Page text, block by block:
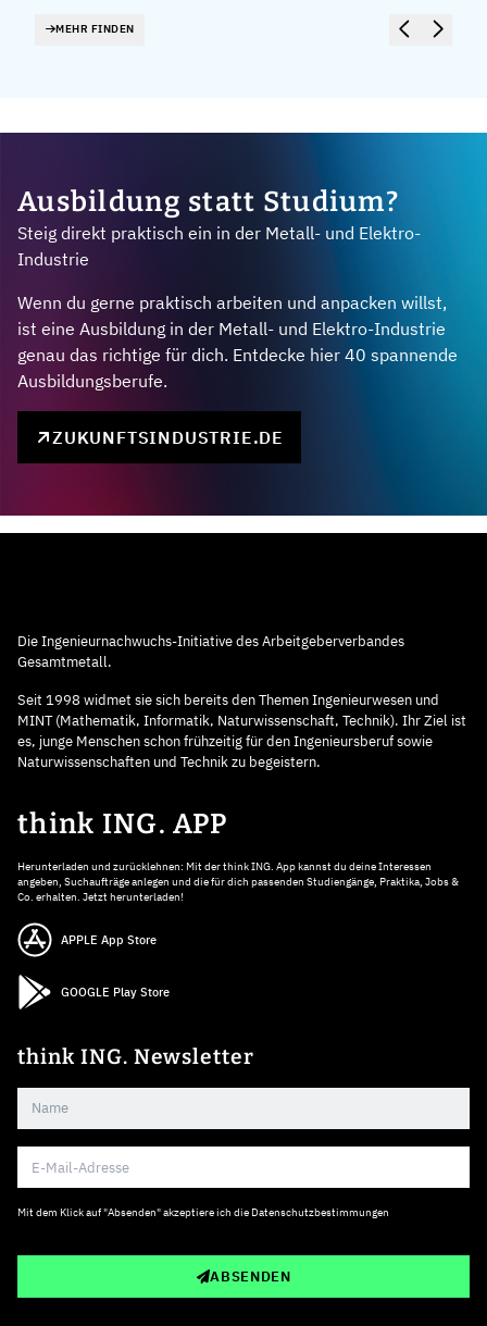
MEHR FINDEN
Ausbildung statt Studium?
Steig direkt praktisch ein in der Metall- und Elektro-
Industrie
Wenn du gerne praktisch arbeiten und anpacken willst,
ist eine Ausbildung in der Metall- und Elektro-Industrie
genau das richtige für dich. Entdecke hier 40 spannende
Ausbildungsberufe.
ZUKUNFTSINDUSTRIE.DE
Die Ingenieurnachwuchs-Initiative des Arbeitgeberverbandes
Gesamtmetall.
Seit 1998 widmet sie sich bereits den Themen Ingenieurwesen und
MINT (Mathematik, Informatik, Naturwissenschaft, Technik). Ihr Ziel ist
es, junge Menschen schon frühzeitig für den Ingenieursberuf sowie
Naturwissenschaften und Technik zu begeistern.
think ING. APP
Herunterladen und zurücklehnen: Mit der think ING. App kannst du deine Interessen
angeben, Suchaufträge anlegen und die für dich passenden Studiengänge, Praktika, Jobs &
Co. erhalten. Jetzt herunterladen!
APPLE App Store
GOOGLE Play Store
think ING. Newsletter
Mit dem Klick auf "Absenden" akzeptiere ich die Datenschutzbestimmungen
ABSENDEN